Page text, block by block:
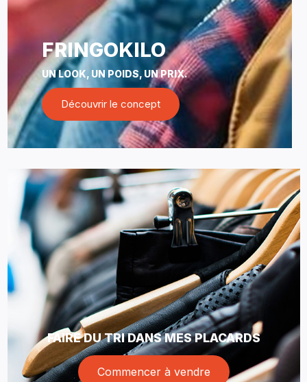
FRINGOKILO
UN LOOK, UN POIDS, UN PRIX.
Découvrir le concept
FAIRE DU TRI DANS MES PLACARDS
Commencer à vendre